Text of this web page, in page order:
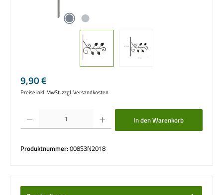
Regulärer Preis:
9,90 €
Preise inkl. MwSt. zzgl. Versandkosten
Produkt Anzahl: Gib den gewünschten Wert ein oder benutze die Schaltflächen um
In den Warenkorb
Produktnummer:008S3N2018